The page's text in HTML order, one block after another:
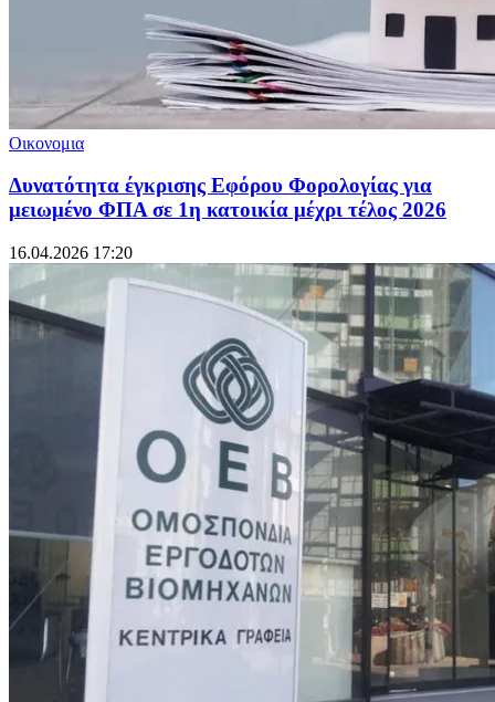
Οικονομια
Δυνατότητα έγκρισης Εφόρου Φορολογίας για
μειωμένο ΦΠΑ σε 1η κατοικία μέχρι τέλος 2026
16.04.2026 17:20